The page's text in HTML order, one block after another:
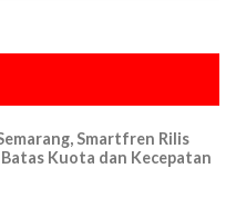
Smartfren Rilis
Kuota dan Kecepatan